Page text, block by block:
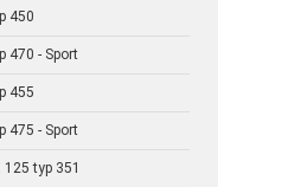
450
470 - Sport
455
475 - Sport
125 typ 351